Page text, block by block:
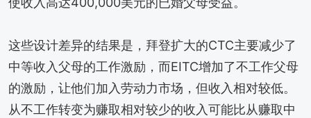
这些设计差异的结果是，拜登扩大的CTC主要减少了
中等收入父母的工作激励，而EITC增加了不工作父母
的激励，让他们加入劳动力市场，但收入相对较低。
从不工作转变为赚取相对较少的收入可能比从赚取中